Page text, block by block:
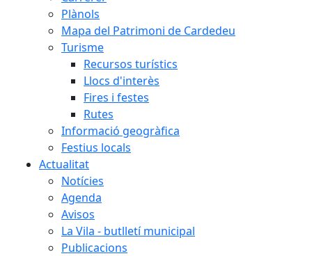
Plànols
Mapa del Patrimoni de Cardedeu
Turisme
Recursos turístics
Llocs d'interès
Fires i festes
Rutes
Informació geogràfica
Festius locals
Actualitat
Notícies
Agenda
Avisos
La Vila - butlletí municipal
Publicacions